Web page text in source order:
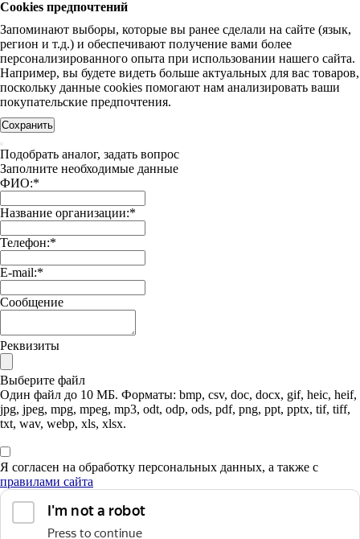
Cookies предпочтений
Запоминают выборы, которые вы ранее сделали на сайте (язык,
регион и т.д.) и обеспечивают получение вами более
персонализированного опыта при использовании нашего сайта.
Например, вы будете видеть больше актуальных для вас товаров,
поскольку данные cookies помогают нам анализировать ваши
покупательские предпочтения.
Сохранить
Подобрать аналог, задать вопрос
Заполните необходимые данные
ФИО:*
Название организации:*
Телефон:*
E-mail:*
Сообщение
Реквизиты
Выберите файл
Один файл до 10 МБ. Форматы: bmp, csv, doc, docx, gif, heic, heif,
jpg, jpeg, mpg, mpeg, mp3, odt, odp, ods, pdf, png, ppt, pptx, tif, tiff,
txt, wav, webp, xls, xlsx.
Я согласен на обработку персональных данных, а также с
правилами сайта